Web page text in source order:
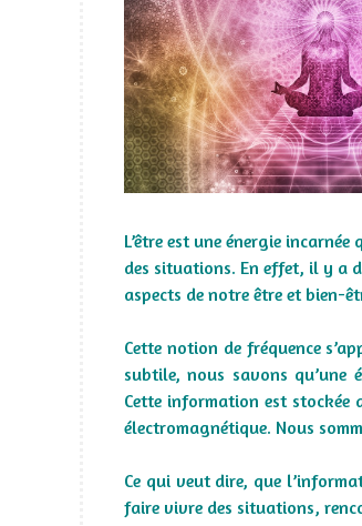
L’être est une énergie
des situations. En effet, il y a
aspects de notre être et bien-
Cette notion de fréquence
subtile, nous savons qu’une
Cette information est stockée
électromagnétique. Nous
Ce qui veut dire, que
faire vivre des situations,